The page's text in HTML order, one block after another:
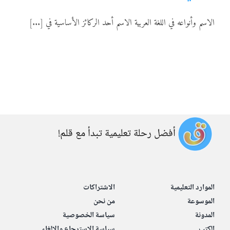
الاسم وأنواعه في اللغة العربية الاسم أحد الركائز الأساسية في [...]
أفضل رحلة تعليمية تبدأ مع قلم!
الموارد التعليمية
الموسوعة
المدونة
الاشتراكات
من نحن
سياسة الخصوصية